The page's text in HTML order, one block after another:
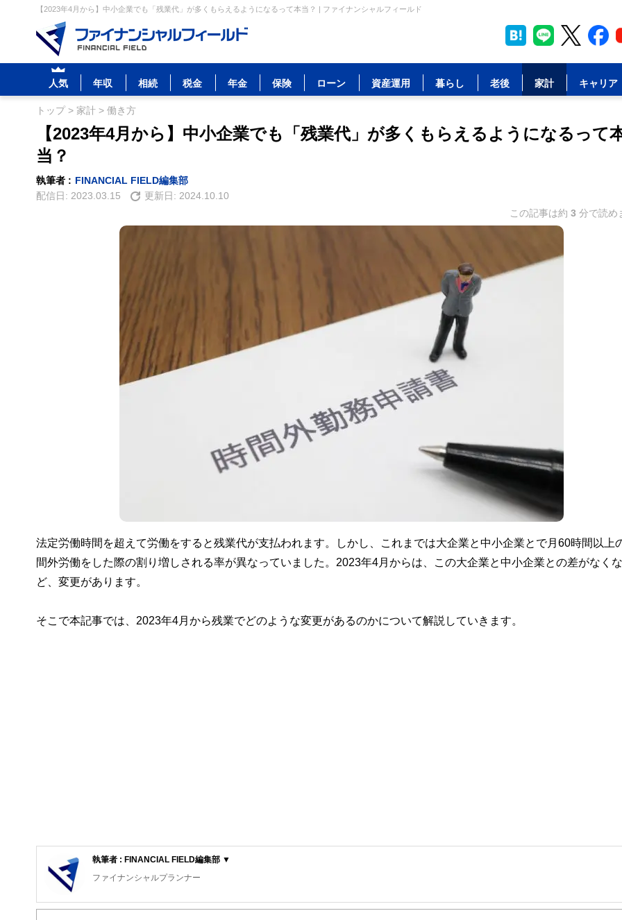
【2023年4月から】中小企業でも「残業代」が多くもらえるようになるって本当？ | ファイナンシャルフィールド
人気 年収 相続 税金 年金 保険 ローン 資産運用 暮らし 老後 家計 キャリア
トップ> 家計 > 働き方
【2023年4月から】中小企業でも「残業代」が多くもらえるようになるって
当？
執筆者 : FINANCIAL FIELD編集部
配信日: 2023.03.15 更新日: 2024.10.10
この記事は約 3 分で読め
法定労働時間を超えて労働をすると残業代が支払われます。しかし、これまでは大企業と中小企業とで月60時間以上
間外労働をした際の割り増しされる率が異なっていました。2023年4月からは、この大企業と中小企業との差がなく
ど、変更があります。
そこで本記事では、2023年4月から残業でどのような変更があるのかについて解説していきます。
執筆者 : FINANCIAL FIELD編集部 ▼
ファイナンシャルプランナー
FinancialField編集部は、金融、経済に関する記事を、日々の暮らしにどのような影響を与えるかという視点で、お金の知識がない方でも理解